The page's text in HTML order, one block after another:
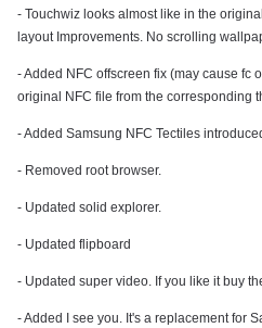
- Touchwiz looks almost like in the
layout Improvements. No scrolling
- Added NFC offscreen fix (may cause fc
original NFC file from the corresponding
- Added Samsung NFC Tectiles
- Removed root browser.
- Updated solid explorer.
- Updated flipboard
- Updated super video. If you like it buy
- Added I see you. It's a replacement for